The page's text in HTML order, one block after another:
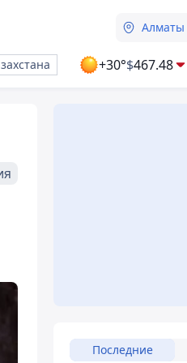
Алматы
+30°$467.48
Последние